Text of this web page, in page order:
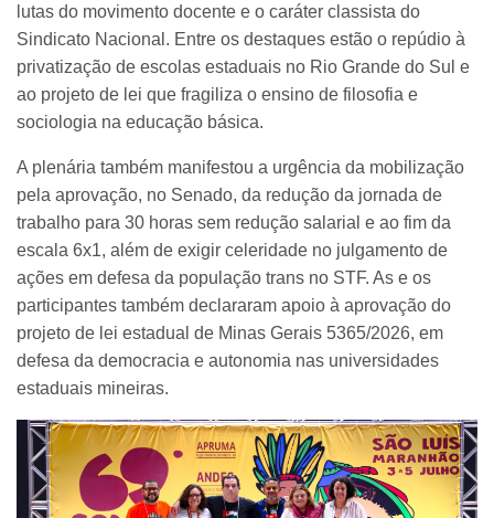
lutas do movimento docente e o caráter classista do
Sindicato Nacional. Entre os destaques estão o repúdio à
privatização de escolas estaduais no Rio Grande do Sul e
ao projeto de lei que fragiliza o ensino de filosofia e
sociologia na educação básica.
A plenária também manifestou a urgência da mobilização
pela aprovação, no Senado, da redução da jornada de
trabalho para 30 horas sem redução salarial e ao fim da
escala 6x1, além de exigir celeridade no julgamento de
ações em defesa da população trans no STF. As e os
participantes também declararam apoio à aprovação do
projeto de lei estadual de Minas Gerais 5365/2026, em
defesa da democracia e autonomia nas universidades
estaduais mineiras.